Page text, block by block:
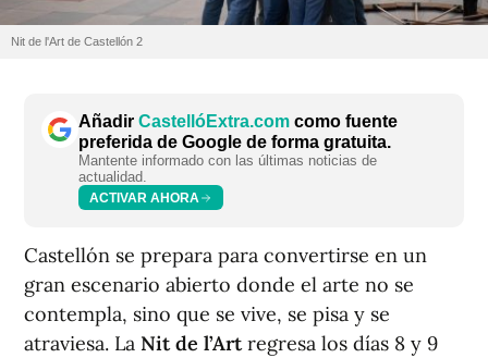
Nit de l'Art de Castellón 2
Añadir CastellóExtra.com como fuente
preferida de Google de forma gratuita.
Mantente informado con las últimas noticias de
actualidad.
ACTIVAR AHORA
Castellón se prepara para convertirse en un
gran escenario abierto donde el arte no se
contempla, sino que se vive, se pisa y se
atraviesa. La Nit de l’Artregresa los días 8 y 9